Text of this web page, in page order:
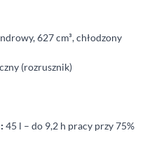
627 cm³, chłodzony
(rozrusznik)
45 l – do 9,2 h pracy przy 75%